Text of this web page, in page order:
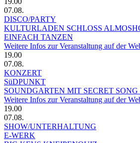
07.08.
DISCO/PARTY
KULTURLADEN SCHLOSS
EINFACH TANZEN
Weitere Infos zur Veranstaltung auf der
19.00
07.08.
KONZERT
SüDPUNKT
SOUNDGARTEN MIT SECRET SONG
Weitere Infos zur Veranstaltung auf der
19.00
07.08.
SHOW/UNTERHALTUNG
E-WERK